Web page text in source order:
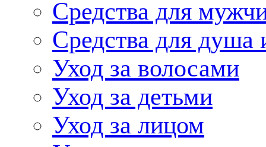
Средства для
Средства для душа
Уход за волосами
Уход за детьми
Уход за лицом